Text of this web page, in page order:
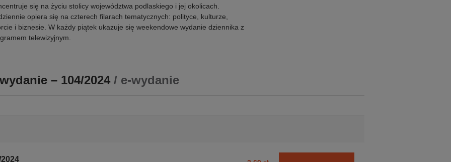
się na życiu stolicy województwa podlaskiego i jej okolicach.
opiera się na czterech filarach tematycznych: polityce, kulturze,
i biznesie. W każdy piątek ukazuje się weekendowe wydanie dziennika z
telewizyjnym.
– 104/2024 / e-wydanie